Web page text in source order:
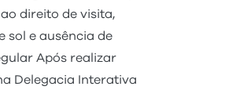
direito de visita,
sol e ausência de
Após realizar
Delegacia Interativa